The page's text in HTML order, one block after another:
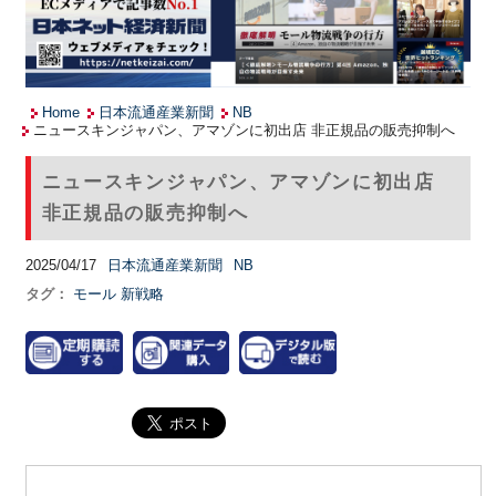
Home 日本流通産業新聞
NB
ニュースキンジャパン、アマゾンに初出店 非正規品の販売抑制へ
ニュースキンジャパン、アマゾンに初出店
非正規品の販売抑制へ
2025/04/17 日本流通産業新聞
NB
タグ：
モール 新戦略